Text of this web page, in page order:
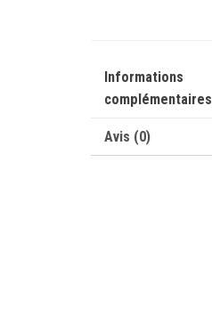
Informations
complémentaires
Avis (0)